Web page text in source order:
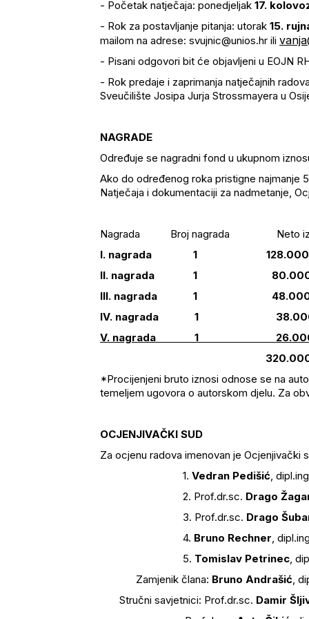
- Početak natječaja: ponedjeljak 17.
- Rok za postavljanje pitanja: utorak 15.
mailom na adrese: svujnic@unios.hr ili
- Pisani odgovori bit će objavljeni u EOJN
- Rok predaje i zaprimanja natječajnih
Sveučilište Josipa Jurja Strossmayera u
NAGRADE
Određuje se nagradni fond u ukupnom
Ako do određenog roka pristigne najmanje
Natječaja i dokumentaciji za nadmetanje,
Nagrada Broj nagrada Neto
I. nagrada 1 128.000,00
II. nagrada 1 80.000,00
III. nagrada 1
IV. nagrada 1
V. nagrada 1
320.000,00
*Procijenjeni bruto iznosi odnose se na
temeljem ugovora o autorskom djelu. Za
OCJENJIVAČKI SUD
Za ocjenu radova imenovan je Ocjenjivački
1. Vedran Pedišić,
2. Prof.dr.sc. Drago
3. Prof.dr.sc. Drago
4. Bruno Rechner,
5. Tomislav Petrinec,
Zamjenik člana: Bruno Andrašić,
Stručni savjetnici: Prof.dr.sc. Damir